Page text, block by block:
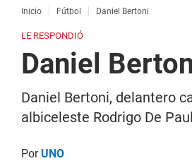
Inicio Fútbol Daniel Bertoni
LE RESPONDIÓ
Daniel
Daniel Bertoni, delantero
albiceleste Rodrigo De Paul
PorUNO